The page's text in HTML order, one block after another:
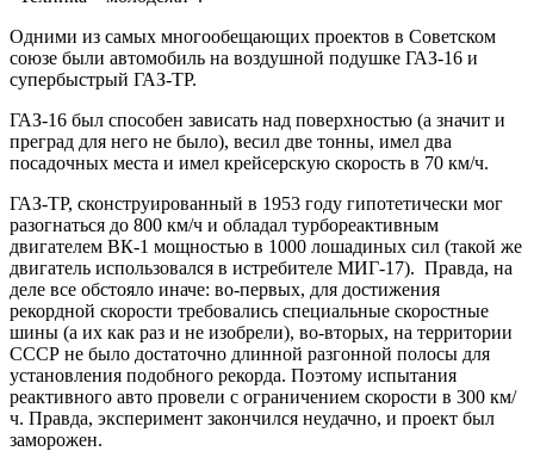
Одними из самых многообещающих проектов в Советском
союзе были автомобиль на воздушной подушке ГАЗ-16 и
супербыстрый ГАЗ-ТР.
ГАЗ-16 был способен зависать над поверхностью (а значит и
преград для него не было), весил две тонны, имел два
посадочных места и имел крейсерскую скорость в 70 км/ч.
ГАЗ-ТР, сконструированный в 1953 году гипотетически мог
разогнаться до 800 км/ч и обладал турбореактивным
двигателем ВК-1 мощностью в 1000 лошадиных сил (такой же
двигатель использовался в истребителе МИГ-17). Правда, на
деле все обстояло иначе: во-первых, для достижения
рекордной скорости требовались специальные скоростные
шины (а их как раз и не изобрели), во-вторых, на территории
СССР не было достаточно длинной разгонной полосы для
установления подобного рекорда. Поэтому испытания
реактивного авто провели с ограничением скорости в 300 км/
ч. Правда, эксперимент закончился неудачно, и проект был
заморожен.